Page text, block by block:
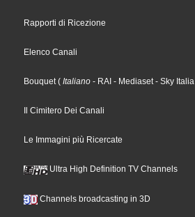
Rapporti di Ricezione
Elenco Canali
Bouquet( Italiano - RAI - Mediaset- Sky Italia
Il Cimitero Dei Canali
Le Immagini più Ricercate
Ultra High Definition TV Channels
Channels broadcasting in 3D